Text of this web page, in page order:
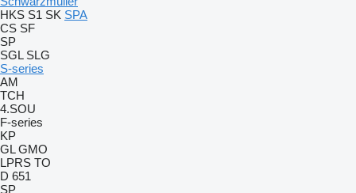
HKS S1 SK SPA
CS SF
SP
SGL SLG
S-series
AM
TCH
4.SOU
F-series
KP
GL GMO
LPRS TO
D 651
SP